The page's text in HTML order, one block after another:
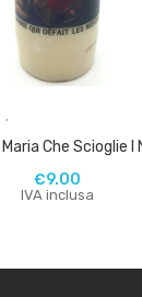
,
Che Scioglie I
€9.00
IVA inclusa